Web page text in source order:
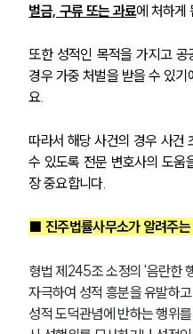
벌금, 구류 또는 과료에 처하게
또한 성적인 목적을 가지고
경우 가중 처벌을 받을 수 있
요.
따라서 해당 사건의 경우 사건
수 있도록 전문 변호사의 도움
장 중요합니다.
■ 진주법률사무소가 알려주
형법 제245조 소정의 '음란한
자극하여 성적 흥분을 유발하
성적 도덕관념에 반하는 행위